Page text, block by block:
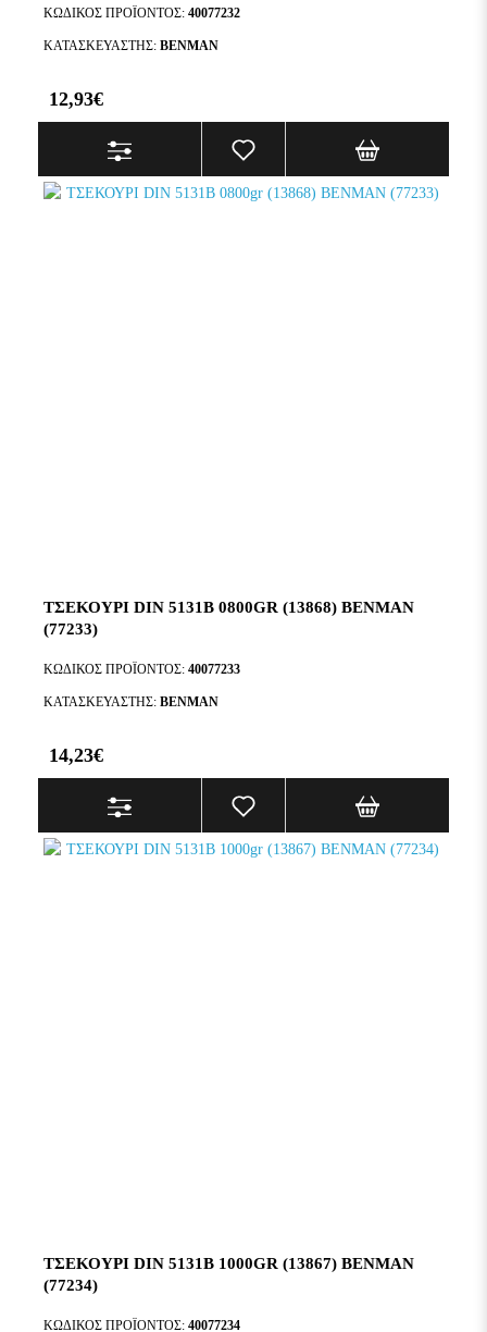
ΚΩΔΙΚΌΣ ΠΡΟΪΌΝΤΟΣ: 40077232
ΚΑΤΑΣΚΕΥΑΣΤΉΣ: BENMAN
12,93€
ΤΣΕΚΟΥΡΙ DIN 5131B 0800GR (13868) BENMAN
(77233)
ΚΩΔΙΚΌΣ ΠΡΟΪΌΝΤΟΣ: 40077233
ΚΑΤΑΣΚΕΥΑΣΤΉΣ: BENMAN
14,23€
ΤΣΕΚΟΥΡΙ DIN 5131B 1000GR (13867) BENMAN
(77234)
ΚΩΔΙΚΌΣ ΠΡΟΪΌΝΤΟΣ: 40077234